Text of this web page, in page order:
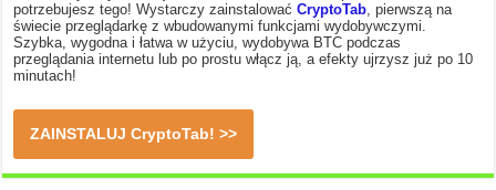
potrzebujesz tego! Wystarczy zainstalowaćCryptoTab, pierwszą na
świecie przeglądarkę z wbudowanymi funkcjami wydobywczymi.
Szybka, wygodna i łatwa w użyciu, wydobywa BTC podczas
przeglądania internetu lub po prostu włącz ją, a efekty ujrzysz już po 10
minutach!
ZAINSTALUJCryptoTab! >>